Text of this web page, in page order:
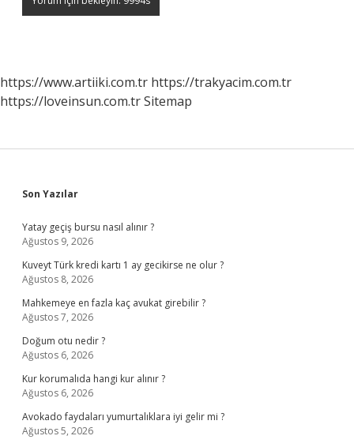
https://www.artiiki.com.tr https://trakyacim.com.tr
https://loveinsun.com.trSitemap
Sidebar
Son Yazılar
Yatay geçiş bursu nasıl alınır ?
Ağustos 9, 2026
Kuveyt Türk kredi kartı 1 ay gecikirse ne olur ?
Ağustos 8, 2026
Mahkemeye en fazla kaç avukat girebilir ?
Ağustos 7, 2026
Doğum otu nedir ?
Ağustos 6, 2026
Kur korumalıda hangi kur alınır ?
Ağustos 6, 2026
Avokado faydaları yumurtalıklara iyi gelir mi ?
Ağustos 5, 2026